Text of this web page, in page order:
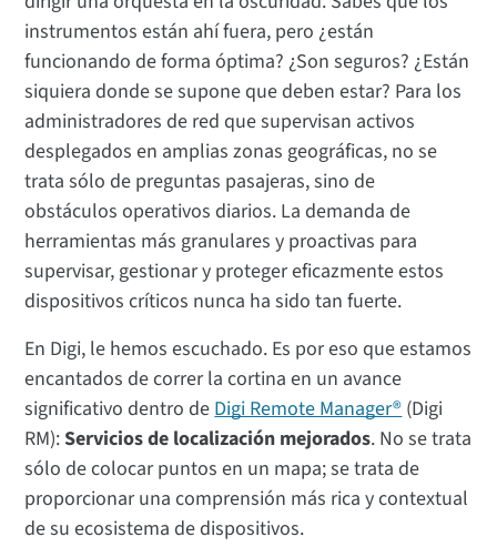
instrumentos están ahí fuera, pero ¿están
funcionando de forma óptima? ¿Son seguros? ¿Están
siquiera donde se supone que deben estar? Para los
administradores de red que supervisan activos
desplegados en amplias zonas geográficas, no se
trata sólo de preguntas pasajeras, sino de
obstáculos operativos diarios. La demanda de
herramientas más granulares y proactivas para
supervisar, gestionar y proteger eficazmente estos
dispositivos críticos nunca ha sido tan fuerte.
En Digi, le hemos escuchado. Es por eso que estamos
encantados de correr la cortina en un avance
significativo dentro de Digi Remote Manager® (Digi
RM):Servicios de localización mejorados. No se trata
sólo de colocar puntos en un mapa; se trata de
proporcionar una comprensión más rica y contextual
de su ecosistema de dispositivos.